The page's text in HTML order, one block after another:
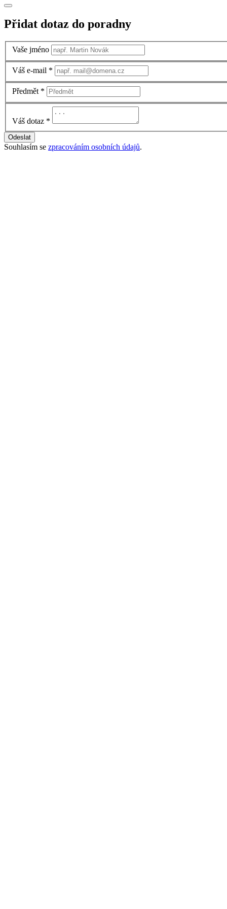
Přidat dotaz do poradny
Vaše jméno
Váš e-mail *
Předmět *
Váš dotaz *
Odeslat
Souhlasím se zpracováním osobních údajů.